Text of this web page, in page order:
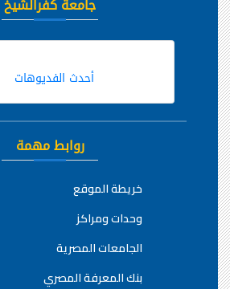
جامعة كفرالشيخ
أحدث الفديوهات
روابط مهمة
خريطة الموقع
وحدات ومراكز
الجامعات المصرية
بنك المعرفة المصري